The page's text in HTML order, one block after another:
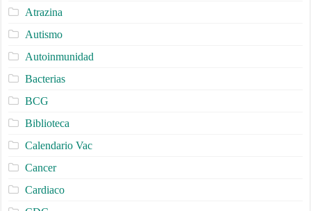
Atrazina
Autismo
Autoinmunidad
Bacterias
BCG
Biblioteca
Calendario Vac
Cancer
Cardiaco